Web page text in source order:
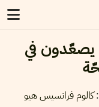
يصعّدون في
:كالوم فرانسيس هيو